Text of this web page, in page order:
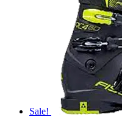
Sale!